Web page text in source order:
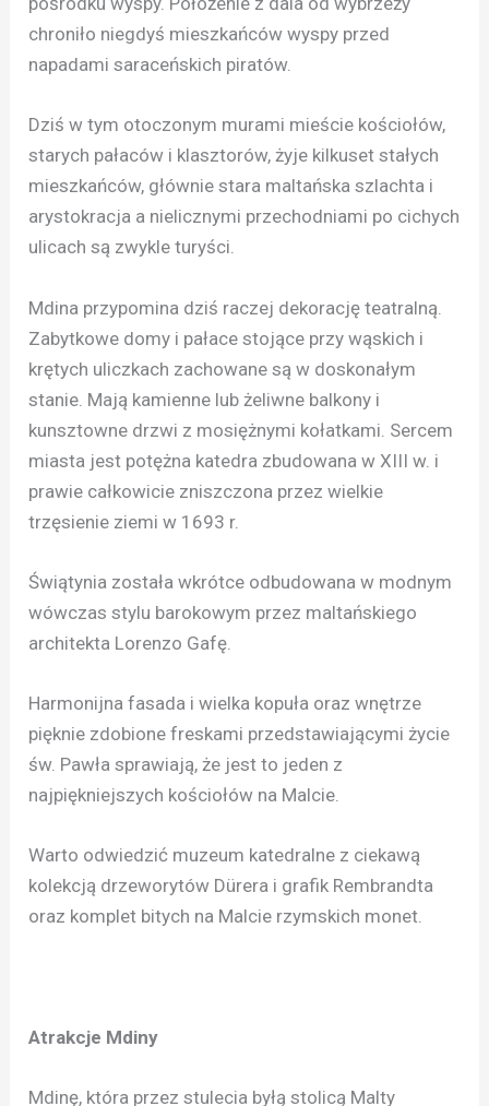
chroniło niegdyś mieszkańców wyspy przed
napadami saraceńskich piratów.
Dziś w tym otoczonym murami mieście kościołów,
starych pałaców i klasztorów, żyje kilkuset stałych
mieszkańców, głównie stara maltańska szlachta i
arystokracja a nielicznymi przechodniami po cichych
ulicach są zwykle turyści.
Mdina przypomina dziś raczej dekorację teatralną.
Zabytkowe domy i pałace stojące przy wąskich i
krętych uliczkach zachowane są w doskonałym
stanie. Mają kamienne lub żeliwne balkony i
kunsztowne drzwi z mosiężnymi kołatkami. Sercem
miasta jest potężna katedra zbudowana w XIII w. i
prawie całkowicie zniszczona przez wielkie
trzęsienie ziemi w 1693 r.
Świątynia została wkrótce odbudowana w modnym
wówczas stylu barokowym przez maltańskiego
architekta Lorenzo Gafę.
Harmonijna fasada i wielka kopuła oraz wnętrze
pięknie zdobione freskami przedstawiającymi życie
św. Pawła sprawiają, że jest to jeden z
najpiękniejszych kościołów na Malcie.
Warto odwiedzić muzeum katedralne z ciekawą
kolekcją drzeworytów Dürera i grafik Rembrandta
oraz komplet bitych na Malcie rzymskich monet.
Atrakcje Mdiny
Mdinę, która przez stulecia byłą stolicą Malty